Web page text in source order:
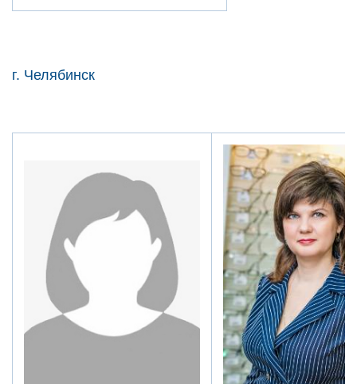
г. Челябинск